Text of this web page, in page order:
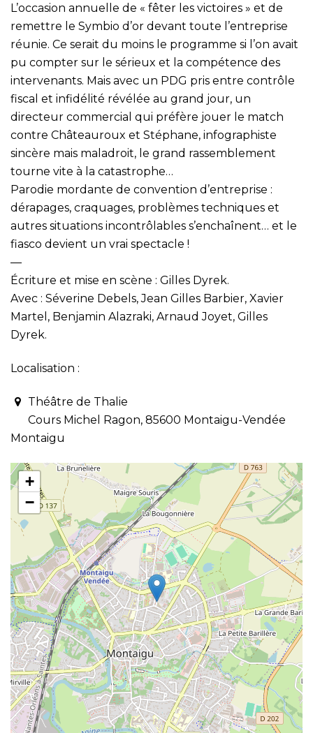
L’occasion annuelle de « fêter les victoires » et de
remettre le Symbio d’or devant toute l’entreprise
réunie. Ce serait du moins le programme si l’on avait
pu compter sur le sérieux et la compétence des
intervenants. Mais avec un PDG pris entre contrôle
fiscal et infidélité révélée au grand jour, un
directeur commercial qui préfère jouer le match
contre Châteauroux et Stéphane, infographiste
sincère mais maladroit, le grand rassemblement
tourne vite à la catastrophe…
Parodie mordante de convention d’entreprise :
dérapages, craquages, problèmes techniques et
autres situations incontrôlables s’enchaînent… et le
fiasco devient un vrai spectacle !
—
Écriture et mise en scène : Gilles Dyrek.
Avec : Séverine Debels, Jean Gilles Barbier, Xavier
Martel, Benjamin Alazraki, Arnaud Joyet, Gilles
Dyrek.
Localisation :
Théâtre de Thalie
Cours Michel Ragon, 85600 Montaigu-Vendée
Montaigu
+
−